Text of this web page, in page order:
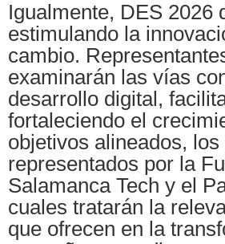
Igualmente, DES 2026
estimulando la
cambio.
examinarán las vías
desarrollo digital,
fortaleciendo el
objetivos alineados,
representados por la
Salamanca Tech y el
cuales tratarán la
que ofrecen en la